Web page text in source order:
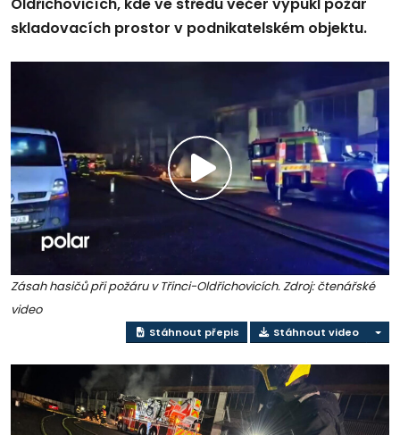
Oldřichovicích, kde ve středu večer vypukl požár
skladovacích prostor v podnikatelském objektu.
Přehrát
video
Zásah hasičů při požáru v Třinci-Oldřichovicích. Zdroj: čtenářské
video
Stáhnout přepis Stáhnout video